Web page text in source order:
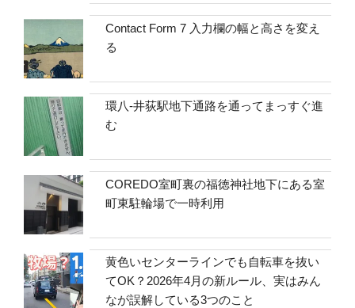
Contact Form 7 入力欄の幅と高さを変え
る
環八-井荻駅地下通路を通ってまっすぐ進
む
COREDO室町裏の福徳神社地下にある室
町東駐輪場で一時利用
黄色いセンターラインでも自転車を抜い
てOK？2026年4月の新ルール、実はみん
なが誤解している3つのこと